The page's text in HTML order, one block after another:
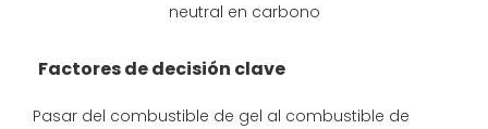
neutral en carbono
Factores de decisión clave
Pasar del combustible de gel al combustible de